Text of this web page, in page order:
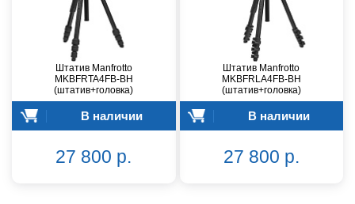
Штатив Manfrotto
MKBFRTA4FB-BH
(штатив+головка)
В наличии
27 800 р.
Штатив Manfrotto
MKBFRLA4FB-BH
(штатив+головка)
В наличии
27 800 р.